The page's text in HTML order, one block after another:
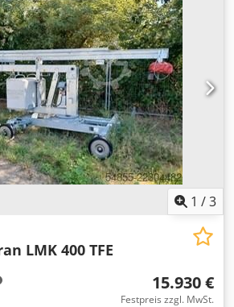
pro Stück: 17,80 ¤ netto 628x
pro Stück: 3,63 ¤ netto Stückabnahme
möglich!
1 /3
LMK 400 TFE
15.930 €
Festpreis zzgl. MwSt.